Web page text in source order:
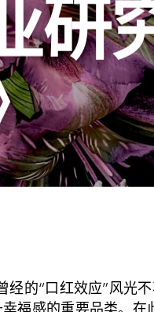
研
的“口红效应”风光